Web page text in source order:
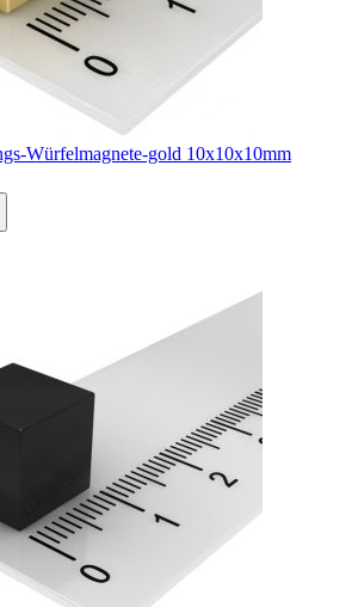
Würfelmagnete-gold 10x10x10mm